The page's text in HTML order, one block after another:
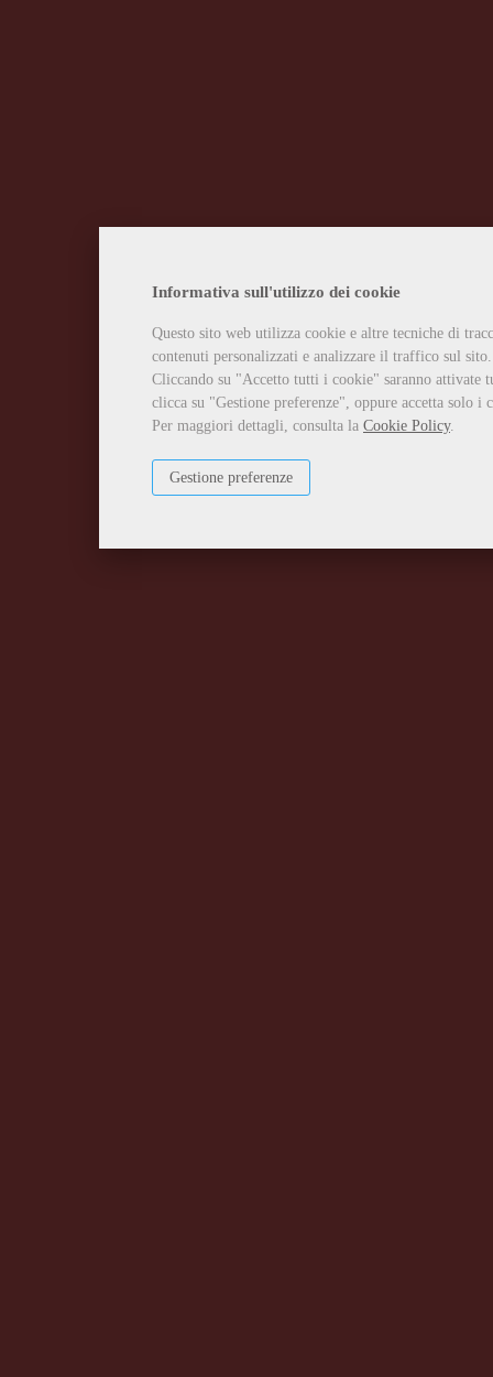
Informativa sull'utilizzo dei cookie
Questo sito web utilizza cookie e altre tecniche di
contenuti personalizzati e analizzare il traffico sul sito.
Cliccando su "Accetto tutti i cookie" saranno attivate
clicca su "Gestione preferenze", oppure accetta solo
Per maggiori dettagli, consulta la Cookie Policy.
Gestione preferenze